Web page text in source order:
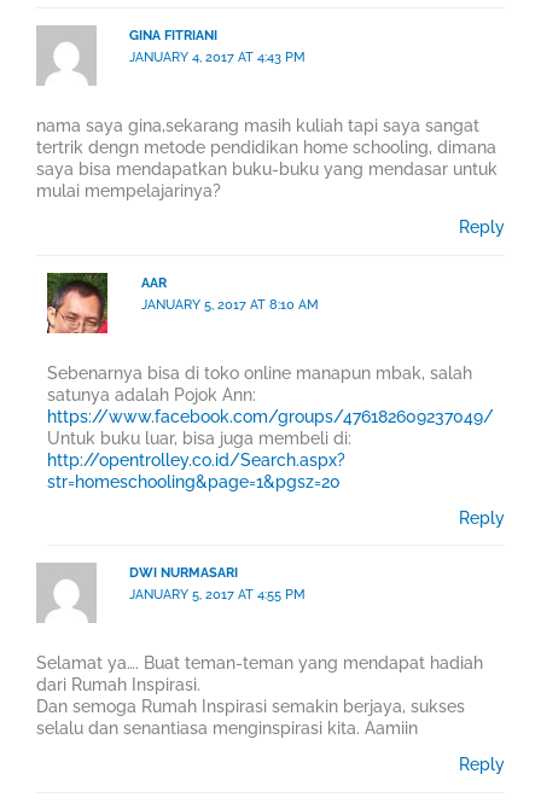
GINA FITRIANI
JANUARY 4, 2017 AT 4:43 PM
nama saya gina,sekarang masih kuliah tapi saya sangat
tertrik dengn metode pendidikan home schooling, dimana
saya bisa mendapatkan buku-buku yang mendasar untuk
mulai mempelajarinya?
Reply
AAR
JANUARY 5, 2017 AT 8:10 AM
Sebenarnya bisa di toko online manapun mbak, salah
satunya adalah Pojok Ann:
https://www.facebook.com/groups/476182609237049/
Untuk buku luar, bisa juga membeli di:
http://opentrolley.co.id/Search.aspx?
str=homeschooling&page=1&pgsz=20
Reply
DWI NURMASARI
JANUARY 5, 2017 AT 4:55 PM
Selamat ya…. Buat teman-teman yang mendapat hadiah
dari Rumah Inspirasi.
Dan semoga Rumah Inspirasi semakin berjaya, sukses
selalu dan senantiasa menginspirasi kita. Aamiin
Reply